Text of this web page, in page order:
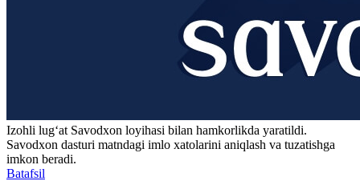
Izohli lugʻat Savodxon loyihasi bilan hamkorlikda yaratildi.
Savodxon dasturi matndagi imlo xatolarini aniqlash va tuzatishga
imkon beradi.
Batafsil